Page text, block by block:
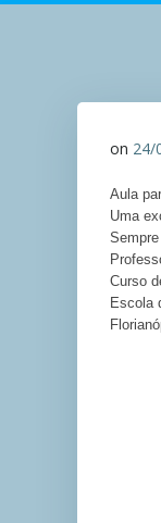
on 24/
Aula
Uma
Curso
Escola